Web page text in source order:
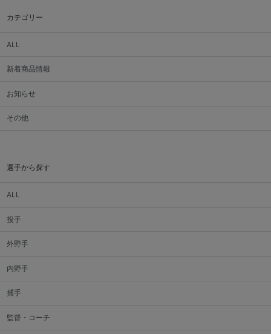
カテゴリー
ALL
新着商品情報
お知らせ
その他
選手から探す
ALL
投手
外野手
内野手
捕手
監督・コーチ